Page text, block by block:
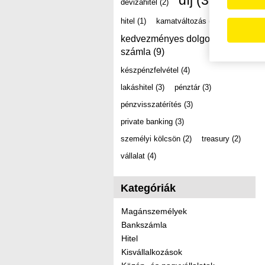
devizahitel (2)
hitel (1) kamatváltozás (2)
kedvezményes dolgozói
számla (9)
készpénzfelvétel (4)
lakáshitel (3) pénztár (3)
pénzvisszatérítés (3)
private banking (3)
személyi kölcsön (2) treasury (2)
vállalat (4)
Kategóriák
Magánszemélyek
Bankszámla
Hitel
Kisvállalkozások